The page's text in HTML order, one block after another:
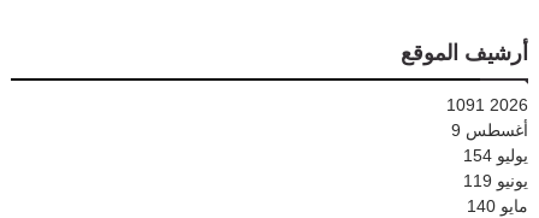
أرشيف الموقع
2026
1091
أغسطس 9
يوليو 154
يونيو 119
مايو 140